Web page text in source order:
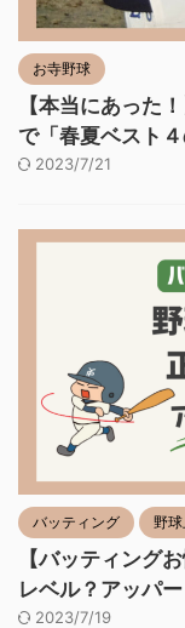
お寺野球
【本当にあった
で「春夏ベスト
2023/7/21
バッティング 野
【バッティング
レベル？アッパ
2023/7/19